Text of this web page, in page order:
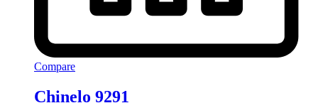
Compare
Chinelo 9291